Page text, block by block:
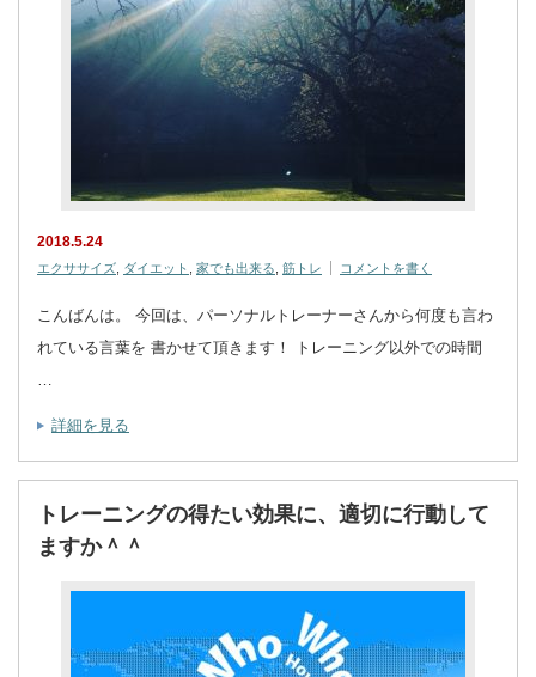
2018.5.24
エクササイズ ダイエット 家でも出来る 筋トレ コメントを書く
こんばんは。 今回は、パーソナルトレーナーさんから何度も言わ
れている言葉を 書かせて頂きます！ トレーニング以外での時間
詳細を見る
トレーニングの得たい効果に、適切に行動して
ますか＾＾